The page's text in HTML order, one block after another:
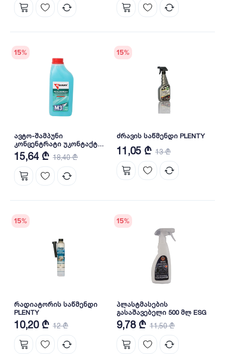
15%
ავტო-შამპუნი
კონცენტრატი უკონტაქტო
რეცხვისთვის M3 ყველა
სეზონი (1000 მლ) KR-307-3
15,64 ₾ 18,40 ₾
15%
ძრავის საწმენდი PLENTY
11,05 ₾ 13 ₾
15%
რადიატორის საწმენდი
PLENTY
10,20 ₾ 12 ₾
15%
პლასტმასების
გასაშავებელი 500 მლ ESG
9,78 ₾ 11,50 ₾